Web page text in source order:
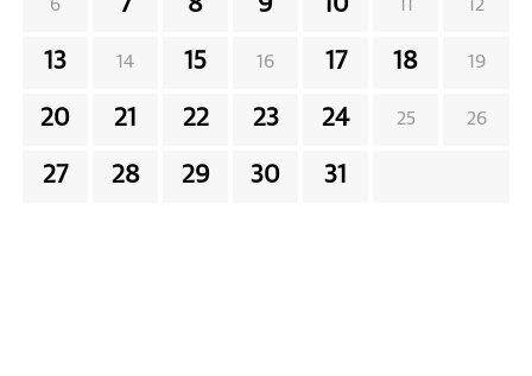
6 11 12
13 14 15 16 17 18 19
20 21 22 23 24 25 26
27 28 29 30 31